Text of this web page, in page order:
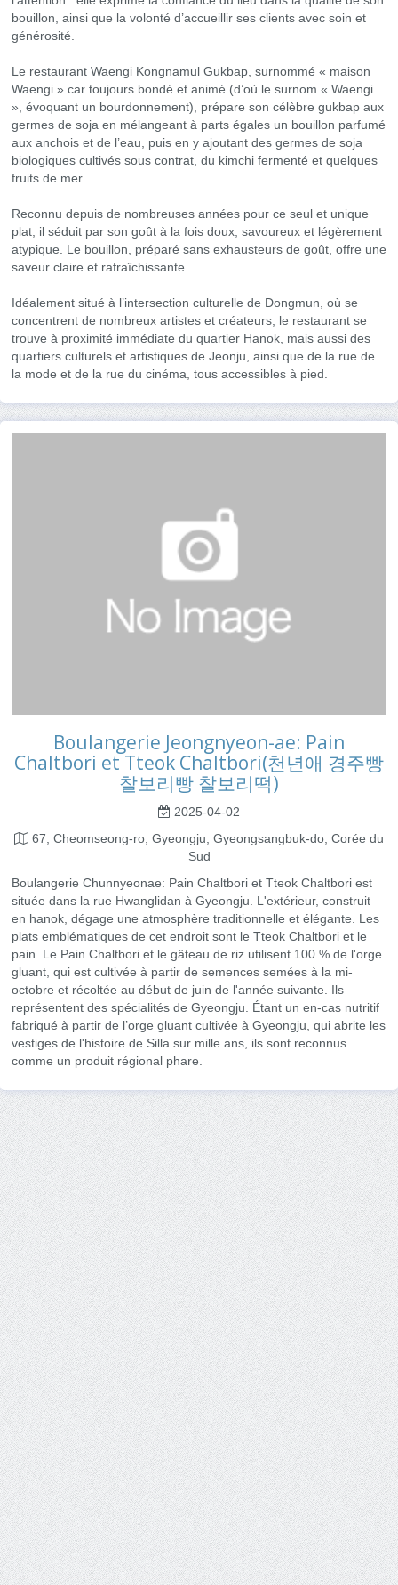
bouillon, ainsi que la volonté d’accueillir ses clients avec soin et
générosité.
Le restaurant Waengi Kongnamul Gukbap, surnommé « maison
Waengi » car toujours bondé et animé (d’où le surnom « Waengi
», évoquant un bourdonnement), prépare son célèbre gukbap aux
germes de soja en mélangeant à parts égales un bouillon parfumé
aux anchois et de l’eau, puis en y ajoutant des germes de soja
biologiques cultivés sous contrat, du kimchi fermenté et quelques
fruits de mer.
Reconnu depuis de nombreuses années pour ce seul et unique
plat, il séduit par son goût à la fois doux, savoureux et légèrement
atypique. Le bouillon, préparé sans exhausteurs de goût, offre une
saveur claire et rafraîchissante.
Idéalement situé à l’intersection culturelle de Dongmun, où se
concentrent de nombreux artistes et créateurs, le restaurant se
trouve à proximité immédiate du quartier Hanok, mais aussi des
quartiers culturels et artistiques de Jeonju, ainsi que de la rue de
la mode et de la rue du cinéma, tous accessibles à pied.
Boulangerie Jeongnyeon-ae: Pain
Chaltbori et Tteok Chaltbori(천년애 경주빵
찰보리빵 찰보리떡)
2025-04-02
67, Cheomseong-ro, Gyeongju, Gyeongsangbuk-do, Corée du
Sud
Boulangerie Chunnyeonae: Pain Chaltbori et Tteok Chaltbori est
située dans la rue Hwanglidan à Gyeongju. L'extérieur, construit
en hanok, dégage une atmosphère traditionnelle et élégante. Les
plats emblématiques de cet endroit sont le Tteok Chaltbori et le
pain. Le Pain Chaltbori et le gâteau de riz utilisent 100 % de l'orge
gluant, qui est cultivée à partir de semences semées à la mi-
octobre et récoltée au début de juin de l'année suivante. Ils
représentent des spécialités de Gyeongju. Étant un en-cas nutritif
fabriqué à partir de l’orge gluant cultivée à Gyeongju, qui abrite les
vestiges de l'histoire de Silla sur mille ans, ils sont reconnus
comme un produit régional phare.